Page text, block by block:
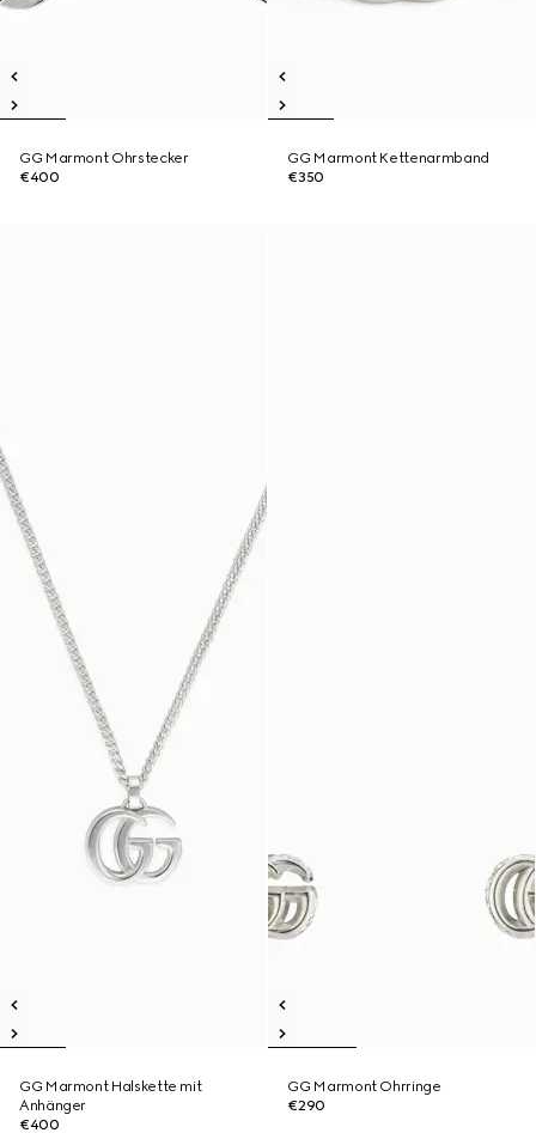
GG Marmont Ohrstecker
€400
GG Marmont Kettenarmband
€350
GG Marmont Halskette mit
Anhänger
€400
GG Marmont Ohrringe
€290